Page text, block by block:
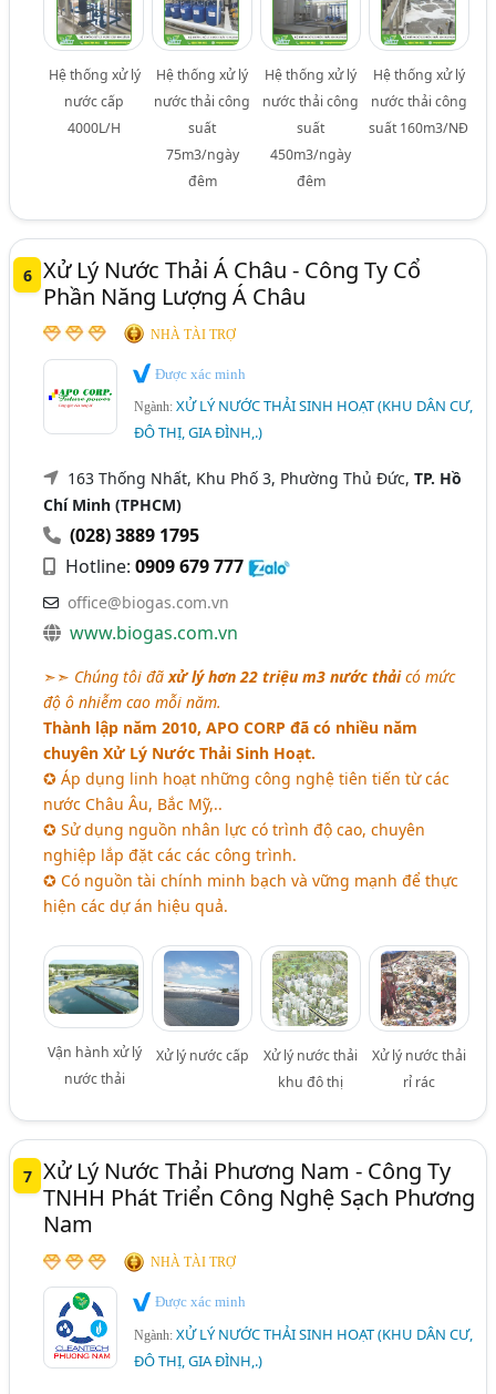
Hệ thống xử lý
nước cấp
4000L/H
Hệ thống xử lý
nước thải công
suất
75m3/ngày
đêm
Hệ thống xử lý
nước thải công
suất
450m3/ngày
đêm
Hệ thống xử lý
nước thải công
suất 160m3/NĐ
6 Xử Lý Nước Thải Á Châu - Công Ty Cổ
Phần Năng Lượng Á Châu
NHÀ TÀI TRỢ
Được xác minh
Ngành:XỬ LÝ NƯỚC THẢI SINH HOẠT (KHU DÂN CƯ,
ĐÔ THỊ, GIA ĐÌNH,.)
163 Thống Nhất, Khu Phố 3, Phường Thủ Đức,TP. Hồ
Chí Minh (TPHCM)
(028) 3889 1795
Hotline:0909 679 777
office@biogas.com.vn
www.biogas.com.vn
➣➣ Chúng tôi đãxử lý hơn 22 triệu m3 nước thảicó mức
độ ô nhiễm cao mỗi năm.
Thành lập năm 2010, APO CORP đã có nhiều năm
chuyên Xử Lý Nước Thải Sinh Hoạt.
✪ Áp dụng linh hoạt những công nghệ tiên tiến từ các
nước Châu Âu, Bắc Mỹ,..
✪ Sử dụng nguồn nhân lực có trình độ cao, chuyên
nghiệp lắp đặt các các công trình.
✪ Có nguồn tài chính minh bạch và vững mạnh để thực
hiện các dự án hiệu quả.
Vận hành xử lý
nước thải
Xử lý nước cấp
Xử lý nước thải
khu đô thị
Xử lý nước thải
rỉ rác
7 Xử Lý Nước Thải Phương Nam - Công Ty
TNHH Phát Triển Công Nghệ Sạch Phương
Nam
NHÀ TÀI TRỢ
Được xác minh
Ngành:XỬ LÝ NƯỚC THẢI SINH HOẠT (KHU DÂN CƯ,
ĐÔ THỊ, GIA ĐÌNH,.)